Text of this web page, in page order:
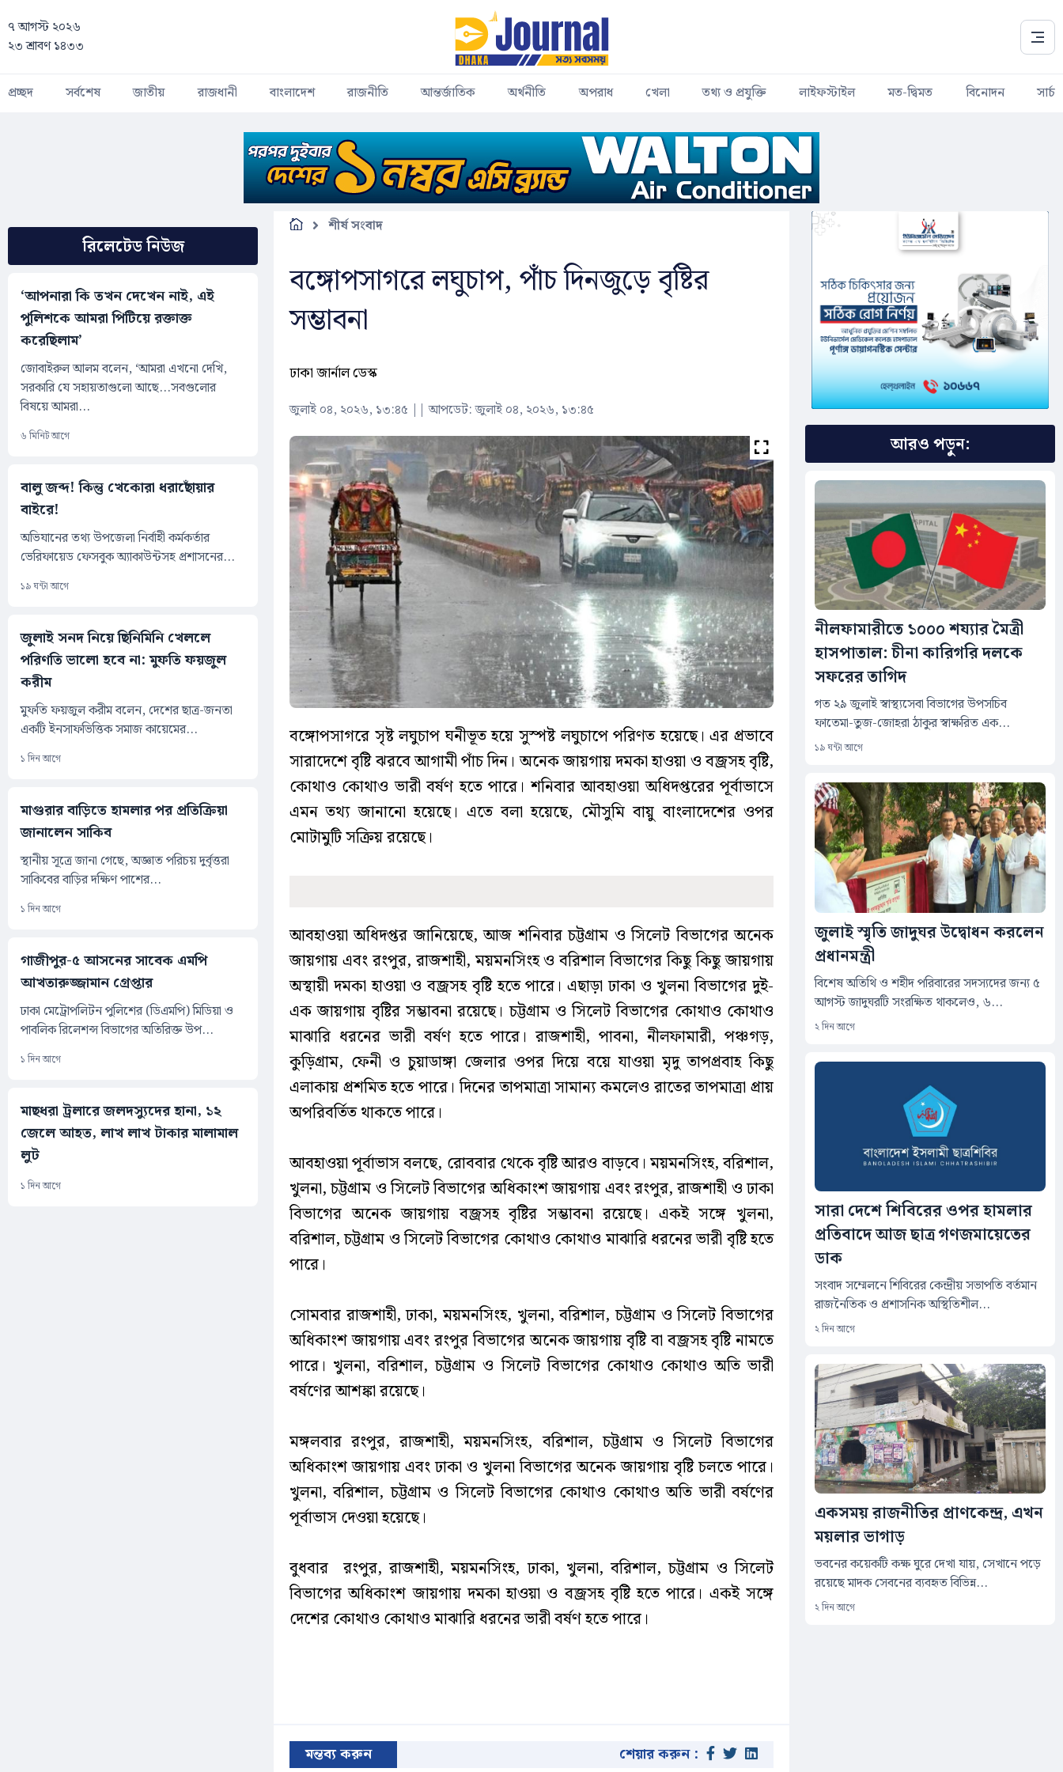
৭ আগস্ট ২০২৬
২৩ শ্রাবণ ১৪৩৩
প্রচ্ছদ সর্বশেষ জাতীয় রাজধানী বাংলাদেশ রাজনীতি আন্তর্জাতিক অর্থনীতি অপরাধ খেলা তথ্য ও প্রযুক্তি লাইফস্টাইল মত-দ্বিমত বিনোদন সার্চ
রিলেটেড নিউজ
‘আপনারা কি তখন দেখেন নাই, এই
পুলিশকে আমরা পিটিয়ে রক্তাক্ত
করেছিলাম’
জোবাইরুল আলম বলেন, ‘আমরা এখনো দেখি,
সরকারি যে সহায়তাগুলো আছে...সবগুলোর
বিষয়ে আমরা...
৬ মিনিট আগে
বালু জব্দ! কিন্তু খেকোরা ধরাছোঁয়ার
বাইরে!
অভিযানের তথ্য উপজেলা নির্বাহী কর্মকর্তার
ভেরিফায়েড ফেসবুক অ্যাকাউন্টসহ প্রশাসনের...
১৯ ঘন্টা আগে
জুলাই সনদ নিয়ে ছিনিমিনি খেললে
পরিণতি ভালো হবে না: মুফতি ফয়জুল
করীম
মুফতি ফয়জুল করীম বলেন, দেশের ছাত্র-জনতা
একটি ইনসাফভিত্তিক সমাজ কায়েমের...
১ দিন আগে
মাগুরার বাড়িতে হামলার পর প্রতিক্রিয়া
জানালেন সাকিব
স্থানীয় সূত্রে জানা গেছে, অজ্ঞাত পরিচয় দুর্বৃত্তরা
সাকিবের বাড়ির দক্ষিণ পাশের...
১ দিন আগে
গাজীপুর-৫ আসনের সাবেক এমপি
আখতারুজ্জামান গ্রেপ্তার
ঢাকা মেট্রোপলিটন পুলিশের (ডিএমপি) মিডিয়া ও
পাবলিক রিলেশন্স বিভাগের অতিরিক্ত উপ...
১ দিন আগে
মাছধরা ট্রলারে জলদস্যুদের হানা, ১২
জেলে আহত, লাখ লাখ টাকার মালামাল
লুট
১ দিন আগে
শীর্ষ সংবাদ
বঙ্গোপসাগরে লঘুচাপ, পাঁচ দিনজুড়ে বৃষ্টির
সম্ভাবনা
ঢাকা জার্নাল ডেস্ক
জুলাই ০৪, ২০২৬, ১৩:৪৫ ||আপডেট: জুলাই ০৪, ২০২৬, ১৩:৪৫
বঙ্গোপসাগরে সৃষ্ট লঘুচাপ ঘনীভূত হয়ে সুস্পষ্ট লঘুচাপে পরিণত হয়েছে। এর প্রভাবে
সারাদেশে বৃষ্টি ঝরবে আগামী পাঁচ দিন। অনেক জায়গায় দমকা হাওয়া ও বজ্রসহ বৃষ্টি,
কোথাও কোথাও ভারী বর্ষণ হতে পারে। শনিবার আবহাওয়া অধিদপ্তরের পূর্বাভাসে
এমন তথ্য জানানো হয়েছে। এতে বলা হয়েছে, মৌসুমি বায়ু বাংলাদেশের ওপর
মোটামুটি সক্রিয় রয়েছে।
আবহাওয়া অধিদপ্তর জানিয়েছে, আজ শনিবার চট্টগ্রাম ও সিলেট বিভাগের অনেক
জায়গায় এবং রংপুর, রাজশাহী, ময়মনসিংহ ও বরিশাল বিভাগের কিছু কিছু জায়গায়
অস্থায়ী দমকা হাওয়া ও বজ্রসহ বৃষ্টি হতে পারে। এছাড়া ঢাকা ও খুলনা বিভাগের দুই-
এক জায়গায় বৃষ্টির সম্ভাবনা রয়েছে। চট্টগ্রাম ও সিলেট বিভাগের কোথাও কোথাও
মাঝারি ধরনের ভারী বর্ষণ হতে পারে। রাজশাহী, পাবনা, নীলফামারী, পঞ্চগড়,
কুড়িগ্রাম, ফেনী ও চুয়াডাঙ্গা জেলার ওপর দিয়ে বয়ে যাওয়া মৃদু তাপপ্রবাহ কিছু
এলাকায় প্রশমিত হতে পারে। দিনের তাপমাত্রা সামান্য কমলেও রাতের তাপমাত্রা প্রায়
অপরিবর্তিত থাকতে পারে।
আবহাওয়া পূর্বাভাস বলছে, রোববার থেকে বৃষ্টি আরও বাড়বে। ময়মনসিংহ, বরিশাল,
খুলনা, চট্টগ্রাম ও সিলেট বিভাগের অধিকাংশ জায়গায় এবং রংপুর, রাজশাহী ও ঢাকা
বিভাগের অনেক জায়গায় বজ্রসহ বৃষ্টির সম্ভাবনা রয়েছে। একই সঙ্গে খুলনা,
বরিশাল, চট্টগ্রাম ও সিলেট বিভাগের কোথাও কোথাও মাঝারি ধরনের ভারী বৃষ্টি হতে
পারে।
সোমবার রাজশাহী, ঢাকা, ময়মনসিংহ, খুলনা, বরিশাল, চট্টগ্রাম ও সিলেট বিভাগের
অধিকাংশ জায়গায় এবং রংপুর বিভাগের অনেক জায়গায় বৃষ্টি বা বজ্রসহ বৃষ্টি নামতে
পারে। খুলনা, বরিশাল, চট্টগ্রাম ও সিলেট বিভাগের কোথাও কোথাও অতি ভারী
বর্ষণের আশঙ্কা রয়েছে।
মঙ্গলবার রংপুর, রাজশাহী, ময়মনসিংহ, বরিশাল, চট্টগ্রাম ও সিলেট বিভাগের
অধিকাংশ জায়গায় এবং ঢাকা ও খুলনা বিভাগের অনেক জায়গায় বৃষ্টি চলতে পারে।
খুলনা, বরিশাল, চট্টগ্রাম ও সিলেট বিভাগের কোথাও কোথাও অতি ভারী বর্ষণের
পূর্বাভাস দেওয়া হয়েছে।
বুধবার রংপুর, রাজশাহী, ময়মনসিংহ, ঢাকা, খুলনা, বরিশাল, চট্টগ্রাম ও সিলেট
বিভাগের অধিকাংশ জায়গায় দমকা হাওয়া ও বজ্রসহ বৃষ্টি হতে পারে। একই সঙ্গে
দেশের কোথাও কোথাও মাঝারি ধরনের ভারী বর্ষণ হতে পারে।
মন্তব্য করুন শেয়ার করুন :
আরও পড়ুন:
নীলফামারীতে ১০০০ শয্যার মৈত্রী
হাসপাতাল: চীনা কারিগরি দলকে
সফরের তাগিদ
গত ২৯ জুলাই স্বাস্থ্যসেবা বিভাগের উপসচিব
ফাতেমা-তুজ-জোহরা ঠাকুর স্বাক্ষরিত এক...
১৯ ঘন্টা আগে
জুলাই স্মৃতি জাদুঘর উদ্বোধন করলেন
প্রধানমন্ত্রী
বিশেষ অতিথি ও শহীদ পরিবারের সদস্যদের জন্য ৫
আগস্ট জাদুঘরটি সংরক্ষিত থাকলেও, ৬...
২ দিন আগে
সারা দেশে শিবিরের ওপর হামলার
প্রতিবাদে আজ ছাত্র গণজমায়েতের
ডাক
সংবাদ সম্মেলনে শিবিরের কেন্দ্রীয় সভাপতি বর্তমান
রাজনৈতিক ও প্রশাসনিক অস্থিতিশীল...
২ দিন আগে
একসময় রাজনীতির প্রাণকেন্দ্র, এখন
ময়লার ভাগাড়
ভবনের কয়েকটি কক্ষ ঘুরে দেখা যায়, সেখানে পড়ে
রয়েছে মাদক সেবনের ব্যবহৃত বিভিন্ন...
২ দিন আগে